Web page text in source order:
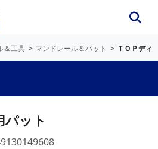
＆工具 マンドレール＆パット ＴＯＰディ
パット